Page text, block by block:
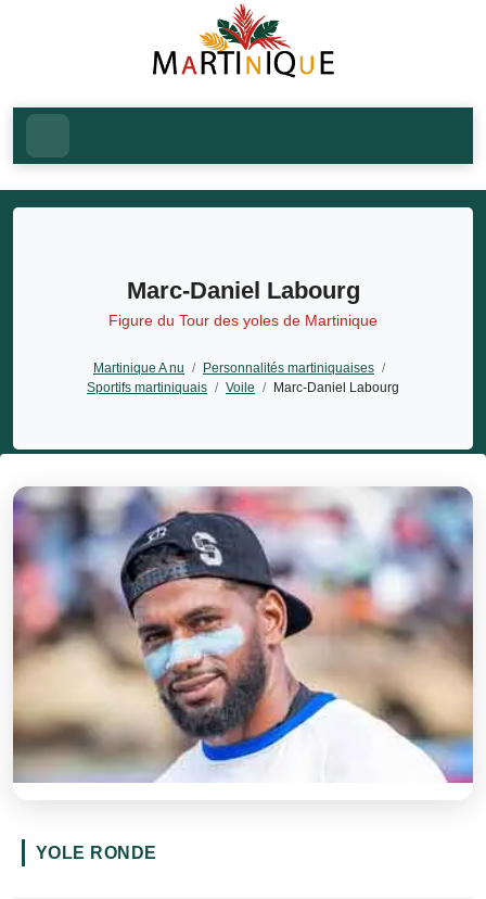
Marc-Daniel Labourg
Figure du Tour des yoles de Martinique
Martinique A nu / Personnalités martiniquaises /
Sportifs martiniquais / Voile / Marc-Daniel Labourg
YOLE RONDE